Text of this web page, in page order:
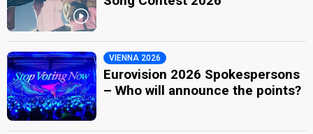
VIENNA 2026
Eurovision 2026 Spokespersons
– Who will announce the points?